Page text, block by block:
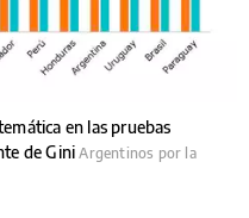
en las pruebas
de GiniArgentinos por la